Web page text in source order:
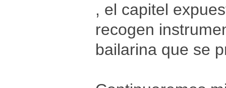
, el capitel
recogen
bailarina que se